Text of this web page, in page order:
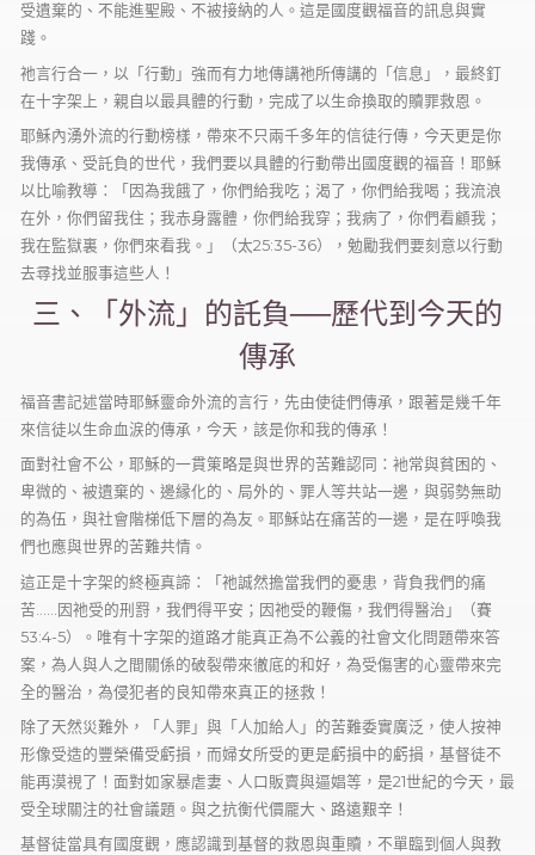
受遺棄的、不能進聖殿、不被接納的人。這是國度觀福音的訊息與實
踐。
祂言行合一，以「行動」強而有力地傳講祂所傳講的「信息」，最終釘
在十字架上，親自以最具體的行動，完成了以生命換取的贖罪救恩。
耶穌內湧外流的行動榜樣，帶來不只兩千多年的信徒行傳，今天更是你
我傳承、受託負的世代，我們要以具體的行動帶出國度觀的福音！耶穌
以比喻教導：「因為我餓了，你們給我吃；渴了，你們給我喝；我流浪
在外，你們留我住；我赤身露體，你們給我穿；我病了，你們看顧我；
我在監獄裏，你們來看我。」（太25:35-36），勉勵我們要刻意以行動
去尋找並服事這些人！
三、「外流」的託負──歷代到今天的
傳承
福音書記述當時耶穌靈命外流的言行，先由使徒們傳承，跟著是幾千年
來信徒以生命血涙的傳承，今天，該是你和我的傳承！
面對社會不公，耶穌的一貫䇿略是與世界的苦難認同：衪常與貧困的、
卑微的、被遺棄的、邊縁化的、局外的、罪人等共站一邊，與弱勢無助
的為伍，與社會階梯低下層的為友。耶穌站在痛苦的一邊，是在呼喚我
們也應與世界的苦難共情。
這正是十字架的終極真諦：「祂誠然擔當我們的憂患，背負我們的痛
苦……因祂受的刑罸，我們得平安；因祂受的鞭傷，我們得醫治」（賽
53:4-5）。唯有十字架的道路才能真正為不公義的社會文化問題帶來答
案，為人與人之間關係的破裂帶來徹底的和好，為受傷害的心靈帶來完
全的醫治，為侵犯者的良知帶來真正的拯救！
除了天然災難外，「人罪」與「人加給人」的苦難委實廣泛，使人按神
形像受造的豐榮備受虧損，而婦女所受的更是虧損中的虧損，基督徒不
能再漠視了！面對如家暴虐妻、人口販賣與逼娼等，是21世紀的今天，最
受全球關注的社會議題。與之抗衡代價龎大、路遠艱辛！
基督徒當具有國度觀，應認識到基督的救恩與重贖，不單臨到個人與教